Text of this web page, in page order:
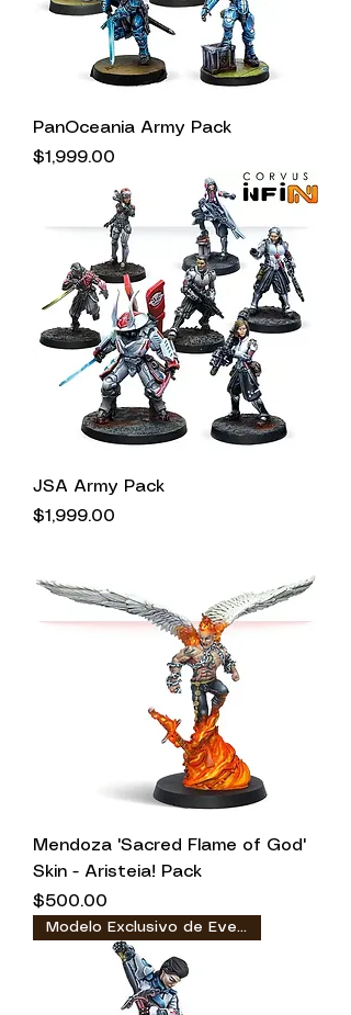
PanOceania Army Pack
Precio
$1,999.00
JSA Army Pack
Precio
$1,999.00
Mendoza 'Sacred Flame of God'
Skin - Aristeia! Pack
Precio
$500.00
Modelo Exclusivo de Evento